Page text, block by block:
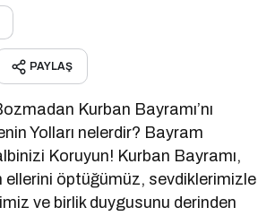
PAYLAŞ
Kurban Bayramı’nı
Yolları nelerdir? Bayram
Koruyun! Kurban Bayramı,
ellerini öptüğümüz, sevdiklerimizle
ve birlik duygusunu derinden